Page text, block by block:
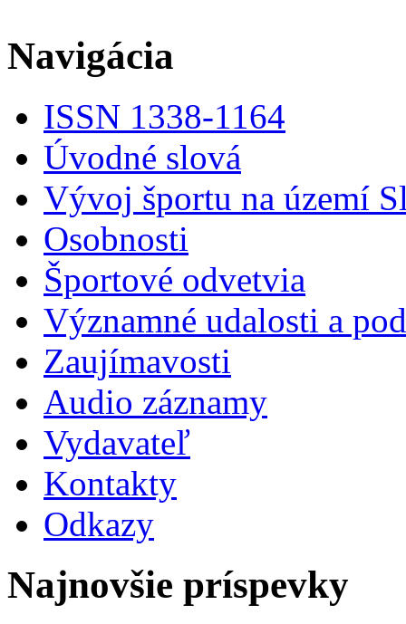
Navigácia
ISSN 1338-1164
Úvodné slová
Vývoj športu na území
Osobnosti
Športové odvetvia
Významné udalosti a
Zaujímavosti
Audio záznamy
Vydavateľ
Kontakty
Odkazy
Najnovšie príspevky